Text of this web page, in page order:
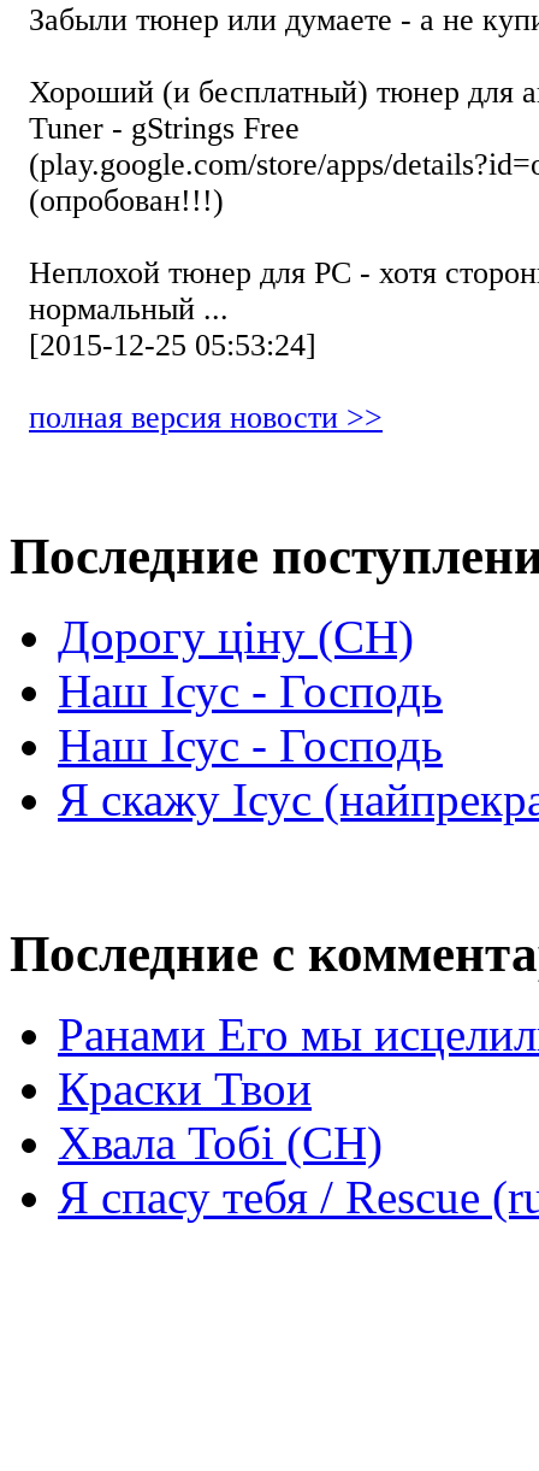
Забыли тюнер или думаете - а не
Хороший (и бесплатный) тюнер для
Tuner - gStrings Free
(play.google.com/store/apps/
(опробован!!!)
Неплохой тюнер для РС - хотя
нормальный ...
[2015-12-25 05:53:24]
полная версия новости >>
Последние
Дорогу ціну (СН)
Наш Ісус - Господь
Наш Ісус - Господь
Я скажу Ісус
Последние с
Ранами Его мы
Краски Твои
Хвала Тобі (СН)
Я спасу тебя / Rescue